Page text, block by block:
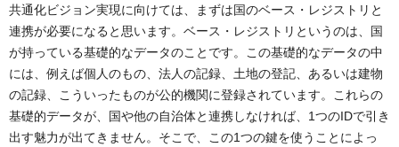
共通化ビジョン実現に向けては、まずは国のベース・レジストリと
連携が必要になると思います。ベース・レジストリというのは、国
が持っている基礎的なデータのことです。この基礎的なデータの中
には、例えば個人のもの、法人の記録、土地の登記、あるいは建物
の記録、こういったものが公的機関に登録されています。これらの
基礎的データが、国や他の自治体と連携しなければ、1つのIDで引き
出す魅力が出てきません。そこで、この1つの鍵を使うことによっ